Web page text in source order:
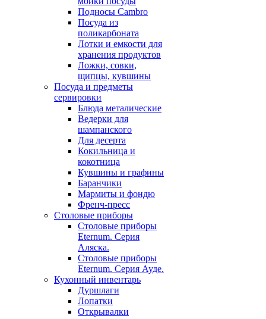
Подносы Cambro
Посуда из
поликарбоната
Лотки и емкости для
хранения продуктов
Ложки, совки,
щипцы, кувшины
Посуда и предметы
сервировки
Блюда металические
Ведерки для
шампанского
Для десерта
Кокильница и
кокотница
Кувшины и графины
Баранчики
Мармиты и фондю
Френч-пресс
Столовые приборы
Столовые приборы
Eternum. Серия
Аляска.
Столовые приборы
Eternum. Серия Ауде.
Кухонный инвентарь
Дуршлаги
Лопатки
Открывалки